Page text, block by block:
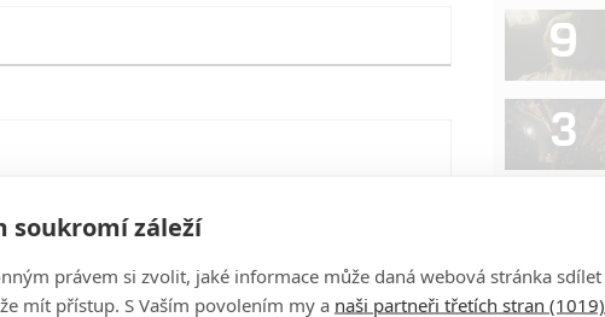
9
3
soukromí záleží
právem si zvolit, jaké informace může daná webová stránka sdílet
mít přístup. S Vaším povolením my a naši partneři třetích stran (1019)